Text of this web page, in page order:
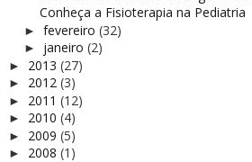
Conheça a Fisioterapia na Pediatria
► fevereiro (32)
► janeiro (2)
► 2013 (27)
► 2012 (3)
► 2011 (12)
► 2010 (4)
► 2009 (5)
► 2008 (1)